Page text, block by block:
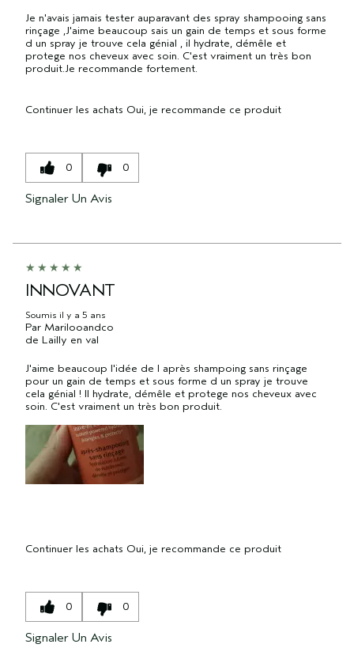
Je n'avais jamais tester auparavant des spray shampooing sans
rinçage ,J'aime beaucoup sais un gain de temps et sous forme
d un spray je trouve cela génial , il hydrate, démêle et
protege nos cheveux avec soin. C'est vraiment un très bon
produit.Je recommande fortement.
Continuer les achats Oui, je recommande ce produit
0 0
Signaler Un Avis
INNOVANT
Soumis il y a 5 ans
Par Marilooandco
de Lailly en val
J'aime beaucoup l'idée de l après shampoing sans rinçage
pour un gain de temps et sous forme d un spray je trouve
cela génial ! Il hydrate, démêle et protege nos cheveux avec
soin. C'est vraiment un très bon produit.
Continuer les achats Oui, je recommande ce produit
0 0
Signaler Un Avis